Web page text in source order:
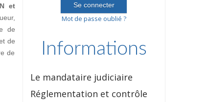
et
de
de
de
Mot de passe oublié ?
Informations
Le mandataire judiciaire
Réglementation et contrôle